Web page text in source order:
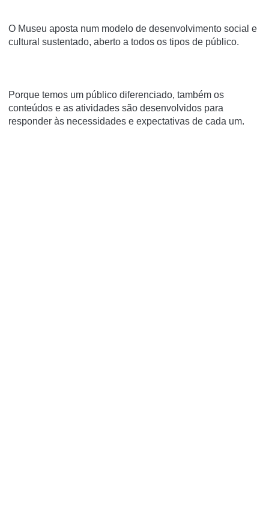
O Museu aposta num modelo de desenvolvimento social e
cultural sustentado, aberto a todos os tipos de público.
Porque temos um público diferenciado, também os
conteúdos e as atividades são desenvolvidos para
responder às necessidades e expectativas de cada um.